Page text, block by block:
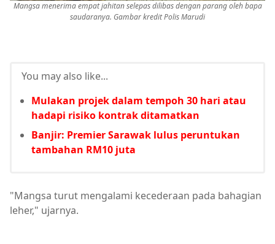
Mangsa menerima empat jahitan selepas dilibas dengan parang oleh bapa
saudaranya. Gambar kredit Polis Marudi
You may also like...
Mulakan projek dalam tempoh 30 hari atau
hadapi risiko kontrak ditamatkan
Banjir: Premier Sarawak lulus peruntukan
tambahan RM10 juta
"Mangsa turut mengalami kecederaan pada bahagian
leher," ujarnya.